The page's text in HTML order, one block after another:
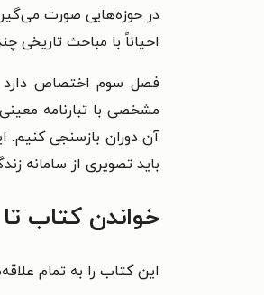
در حوزه‌هایی صورت
احیاناً با مباحث تاریخی
فصل سوم اختصاص دارد به تبارشناسی
مشخصی با تبارنامه
آن دوران بازسنجی کنیم.
باید تصویری از سامانه
خواندن کتاب
این کتاب را به تمام